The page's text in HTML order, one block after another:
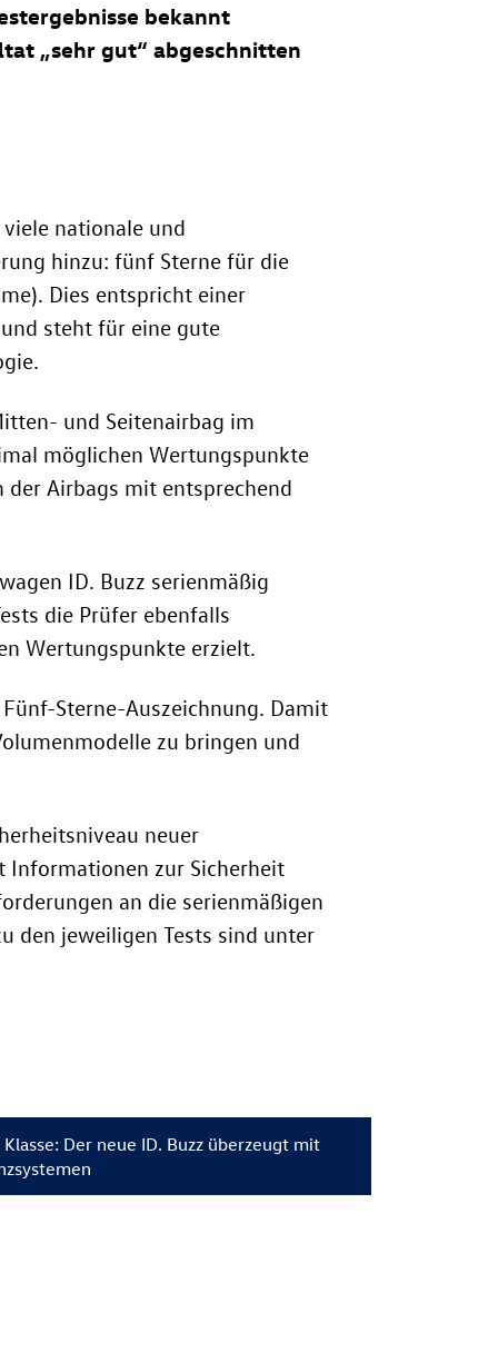
bekannt
„sehr gut“ abgeschnitten
nationale und
hinzu: fünf Sterne für die
Dies entspricht einer
steht für eine gute
und Seitenairbag im
möglichen Wertungspunkte
Airbags mit entsprechend
ID. Buzz serienmäßig
die Prüfer ebenfalls
Wertungspunkte erzielt.
Sterne-Auszeichnung. Damit
zu bringen und
neuer
Informationen zur Sicherheit
an die serienmäßigen
den jeweiligen Tests sind unter
Der neue ID. Buzz überzeugt mit